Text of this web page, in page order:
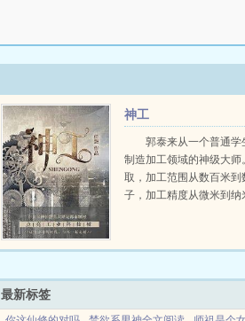
神工
郭泰来从一个普通学
制造加工领域的神级大师
取，加工范围从数百米到
子，加工精度从微米到纳
看不上的技术，大部分成
最新标签